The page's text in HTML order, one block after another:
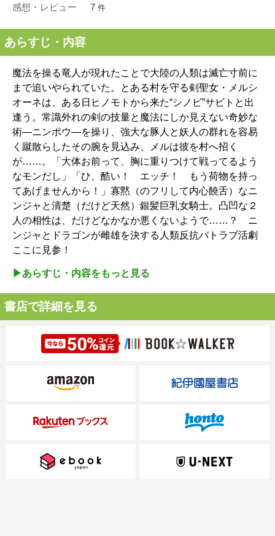
感想・レビュー 7 件
あらすじ・内容
魔法を操る竜人が現れたことで大陸の人類は滅亡寸前に
まで追いやられていた。とある村を守る剣聖女・メルシ
オーネは、ある日ヒノモトから来た“シノビ”サビトと出
逢う。常識外れの剣の技量と魔法にしか見えない奇妙な
術―ニンポウ―を操り、強大な豚人と妖人の群れを容易
く蹴散らしたその腕を見込み、メルは彼を村へ招く
が……。「大体お前って、胸に重りつけて戦ってるよう
なモンだし」「ひ、酷い！ エッチ！ もう荷物を持っ
てあげませんから！」寡黙（のフリして内心饒舌）なニ
ンジャと清楚（だけど天然）銀髪巨乳女騎士。凸凹な２
人の相性は、だけどなかなか悪くないようで……？ ニ
ンジャとドラゴンが雌雄を決する人類反抗バトラブ活劇
ここに見参！
▶︎あらすじ・内容をもっと見る
書店で詳細を見る